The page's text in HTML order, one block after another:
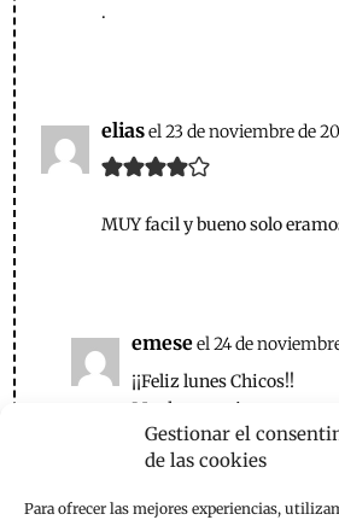
Gestionar el
de las cookies
Para ofrecer las mejores experiencias,
.
eliasel 23 de noviembre de
MUY facil y bueno solo
emeseel 24 de
¡¡Feliz lunes Chicos!!
Muchas gracias por
bien que os resultó
receta de bizcocho